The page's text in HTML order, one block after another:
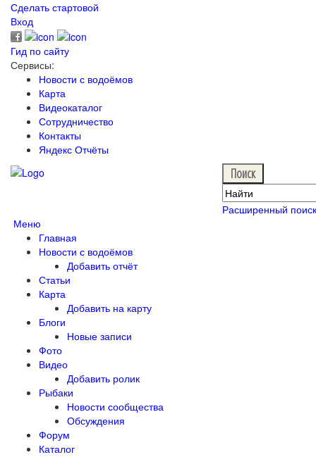
Сделать стартовой
Вход
Гид по сайту
Сервисы:
Новости с водоёмов
Карта
Видеокаталог
Сотрудничество
Контакты
Яндекс Отчёты
Расширенный поиск
Меню
Главная
Новости с водоёмов
Добавить отчёт
Статьи
Карта
Добавить на карту
Блоги
Новые записи
Фото
Видео
Добавить ролик
Рыбаки
Новости сообщества
Обсуждения
Форум
Каталог